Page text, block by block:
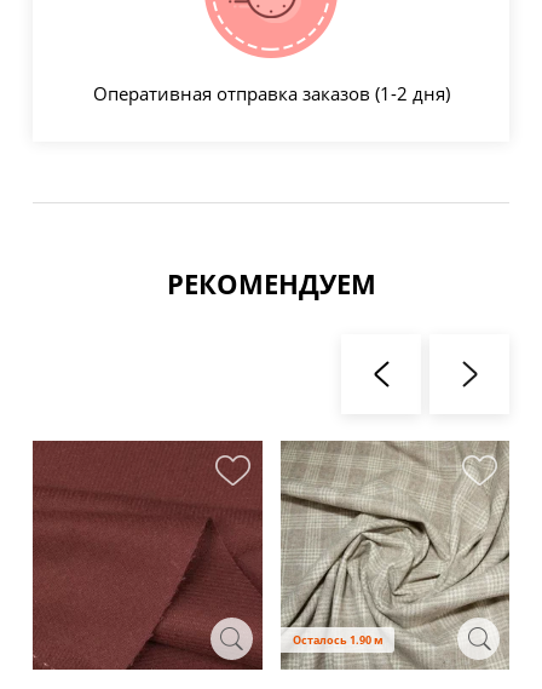
Оперативная отправка заказов (1-2 дня)
РЕКОМЕНДУЕМ
Осталось 1.90 м